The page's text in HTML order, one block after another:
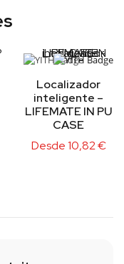
Localizador
inteligente –
LIFEMATE IN PU
CASE
Desde10,82€